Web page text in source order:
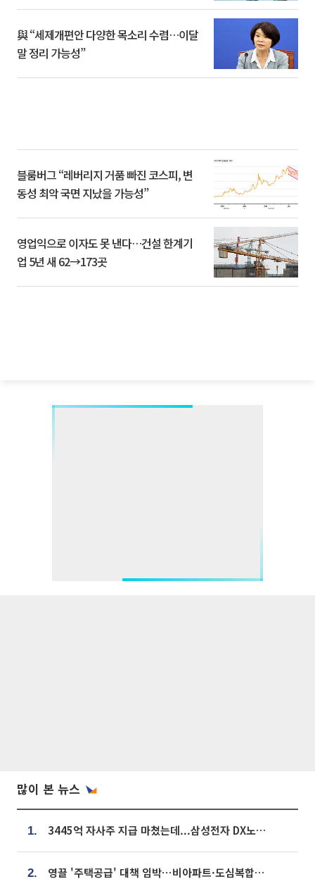
與 “세제개편안 다양한 목소리 수렴…이달
말 정리 가능성”
블룸버그 “레버리지 거품 빠진 코스피, 변
동성 최악 국면 지났을 가능성”
영업익으로 이자도 못 낸다…건설 한계기
업 5년 새 62→173곳
많이 본 뉴스
1. 3445억 자사주 지급 마쳤는데...삼성전자 DX노조, 뒤늦은 '떼쓰기 집회'
2. 영끌 '주택공급' 대책 임박⋯비아파트·도심복합까지 총동원